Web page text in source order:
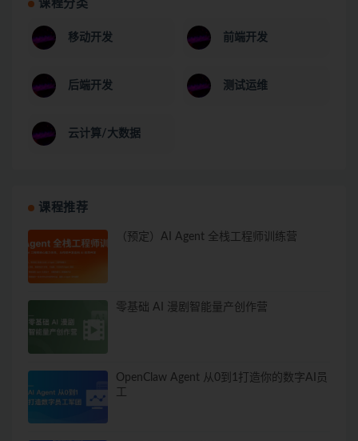
课程分类
移动开发 前端开发
后端开发 测试运维
云计算/大数据
课程推荐
（预定）AI Agent 全栈工程师训练营
零基础 AI 漫剧智能量产创作营
OpenClaw Agent 从0到1打造你的数字AI员
工